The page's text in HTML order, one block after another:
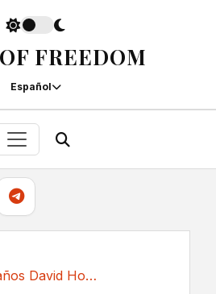
FREEDOM
Español
Muere a los 88 años David Hockney, icono del...